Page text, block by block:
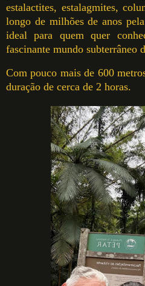
estalactites, estalagmites,
longo de milhões de anos
ideal para quem quer
fascinante mundo subterrâneo
Com pouco mais de 600
duração de cerca de 2 horas.